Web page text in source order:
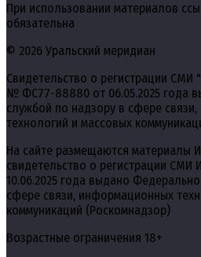
При использовании материалов
обязательна
© 2026 Уральский меридиан
Свидетельство о регистрации СМИ
№ ФС77-88880 от 06.05.2025 года
службой по надзору в сфере
технологий и массовых
На сайте размещаются материалы
свидетельство о регистрации
10.06.2025 года выдано
сфере связи, информационных
коммуникаций (Роскомнадзор)
Возрастные ограничения 18+